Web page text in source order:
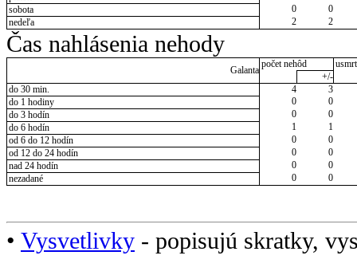
sobota
0
0
nedeľa
2 2
Čas nahlásenia nehody
Galanta
počet nehôd
+/-
do 30 min.
4
3
do 1 hodiny
0
0
do 3 hodín
0
0
do 6 hodín
1
1
od 6 do 12 hodín
0
0
od 12 do 24 hodín
0
0
nad 24 hodín
0
0
nezadané
0 0
• Vysvetlivky - popisujú skratky,